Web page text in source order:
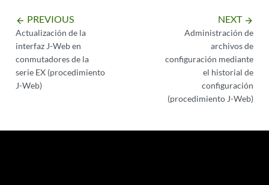
arrow_backward PREVIOUS
Actualización de la
interfaz J-Web en
conmutadores de la
serie EX (procedimiento
J-Web)
NEXT arrow_forward
Administración de
archivos de
configuración mediante
el historial de
configuración
(procedimiento J-Web)